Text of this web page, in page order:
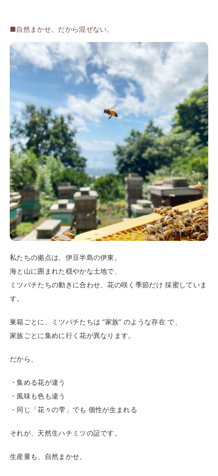
■自然まかせ。だから混ぜない。
私たちの拠点は、伊豆半島の伊東。
海と山に囲まれた穏やかな土地で、
ミツバチたちの動きに合わせ、花の咲く季節だけ 採蜜していま
す。
巣箱ごとに、ミツバチたちは “家族” のような存在 で、
家族ごとに集めに行く花が異なります。
だから、
・集める花が違う
・風味も色も違う
・同じ「花々の雫」でも 個性が生まれる
それが、天然生ハチミツの証です。
生産量も、自然まかせ。